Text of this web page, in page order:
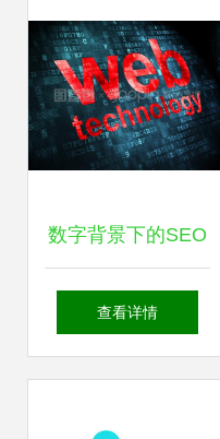
数字背景下的SEO
网页开发 技术与策
查看详情